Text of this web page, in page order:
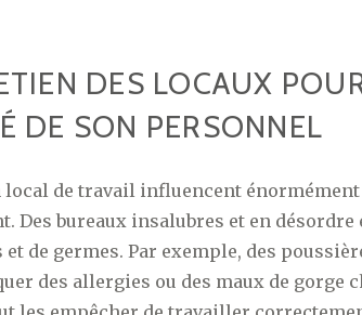
DES LOCAUX
DE SON PERSONNEL
local de travail influencent énormément
Des bureaux insalubres et en
de germes. Par exemple, des
des allergies ou des maux de gorge